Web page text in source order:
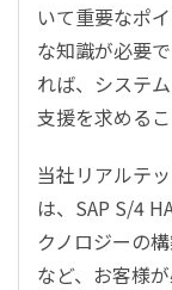
いて重要なポ
な知識が必要
れば、システ
支援を求める
当社リアルテ
は、SAP S/4
クノロジーの
など、お客様